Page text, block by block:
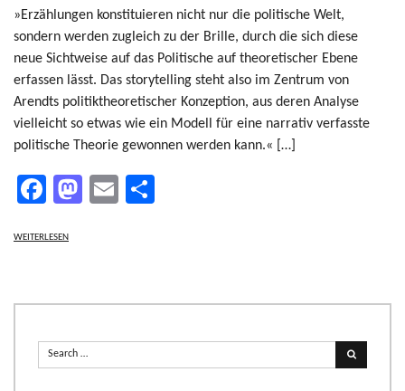
»Erzählungen konstituieren nicht nur die politische Welt,
sondern werden zugleich zu der Brille, durch die sich diese
neue Sichtweise auf das Politische auf theoretischer Ebene
erfassen lässt. Das storytelling steht also im Zentrum von
Arendts politiktheoretischer Konzeption, aus deren Analyse
vielleicht so etwas wie ein Modell für eine narrativ verfasste
politische Theorie gewonnen werden kann.« […]
Facebook
Mastodon
Email
WEITERLESEN